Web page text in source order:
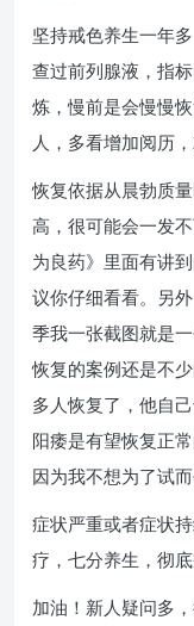
坚持戒色养生一年
查过前列腺液，指
炼，慢前是会慢慢
人，多看增加阅历
恢复依据从晨勃质
高，很可能会一发
为良药》里面有讲
议你仔细看看。另
季我一张截图就是
恢复的案例还是不
多人恢复了，他自
阳痿是有望恢复正
因为我不想为了试而
症状严重或者症状
疗，七分养生，彻
加油！新人疑问多